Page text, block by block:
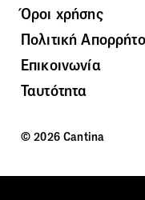
Όροι χρήσης
Πολιτική
Επικοινωνία
Ταυτότητα
© 2026 Cantina